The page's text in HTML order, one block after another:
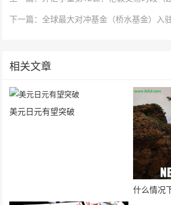
下一篇：全球最大对冲基金（桥水基金）入
相关文章
美元日元有望突破
什么情况